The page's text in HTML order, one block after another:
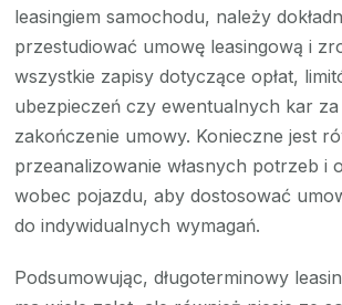
leasingiem samochodu, należy
przestudiować umowę leasingową i
wszystkie zapisy dotyczące opłat,
ubezpieczeń czy ewentualnych kar
zakończenie umowy. Konieczne jest
przeanalizowanie własnych potrzeb i
wobec pojazdu, aby dostosować
do indywidualnych wymagań.
Podsumowując, długoterminowy